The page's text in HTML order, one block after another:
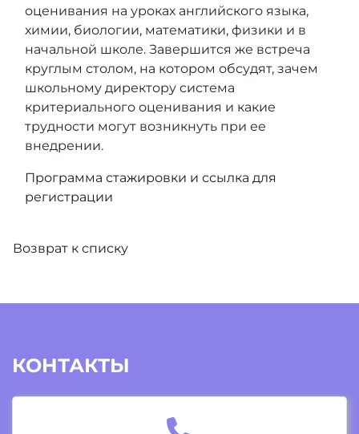
оценивания на уроках английского языка,
химии, биологии, математики, физики и в
начальной школе. Завершится же встреча
круглым столом, на котором обсудят, зачем
школьному директору система
критериального оценивания и какие
трудности могут возникнуть при ее
внедрении.
Программа стажировки и ссылка для
регистрации
Возврат к списку
КОНТАКТЫ